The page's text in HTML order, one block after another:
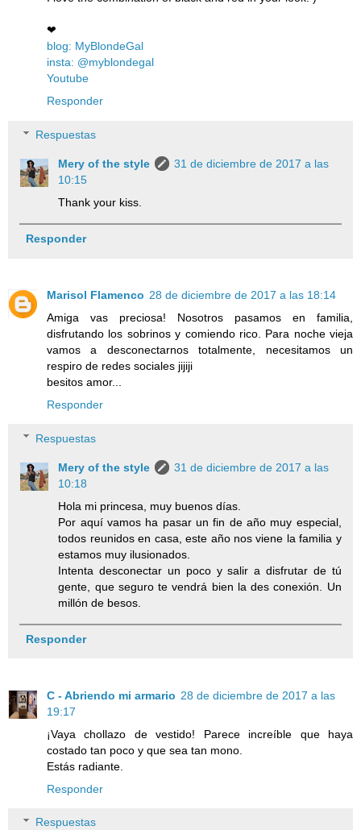
❤
blog: MyBlondeGal
insta: @myblondegal
Youtube
Responder
Respuestas
Mery of the style
31 de diciembre de 2017 a las
10:15
Thank your kiss.
Responder
Marisol Flamenco 28 de diciembre de 2017 a las 18:14
Amiga vas preciosa! Nosotros pasamos en familia,
disfrutando los sobrinos y comiendo rico. Para noche vieja
vamos a desconectarnos totalmente, necesitamos un
respiro de redes sociales jijiji
besitos amor...
Responder
Respuestas
Mery of the style
31 de diciembre de 2017 a las
10:18
Hola mi princesa, muy buenos días.
Por aquí vamos ha pasar un fin de año muy especial,
todos reunidos en casa, este año nos viene la familia y
estamos muy ilusionados.
Intenta desconectar un poco y salir a disfrutar de tú
gente, que seguro te vendrá bien la des conexión. Un
millón de besos.
Responder
C - Abriendo mi armario 28 de diciembre de 2017 a las
19:17
¡Vaya chollazo de vestido! Parece increíble que haya
costado tan poco y que sea tan mono.
Estás radiante.
Responder
Respuestas